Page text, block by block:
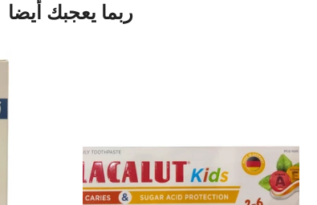
ربما يعجبك أيضا